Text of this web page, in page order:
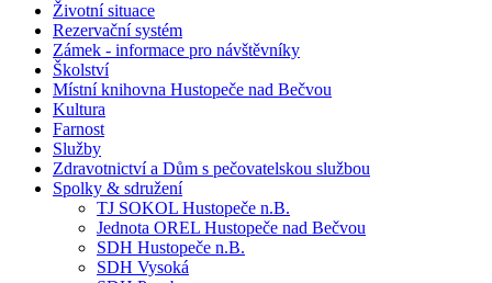
Životní situace
Rezervační systém
Zámek - informace pro návštěvníky
Školství
Místní knihovna Hustopeče nad Bečvou
Kultura
Farnost
Služby
Zdravotnictví a Dům s pečovatelskou službou
Spolky & sdružení
TJ SOKOL Hustopeče n.B.
Jednota OREL Hustopeče nad Bečvou
SDH Hustopeče n.B.
SDH Vysoká